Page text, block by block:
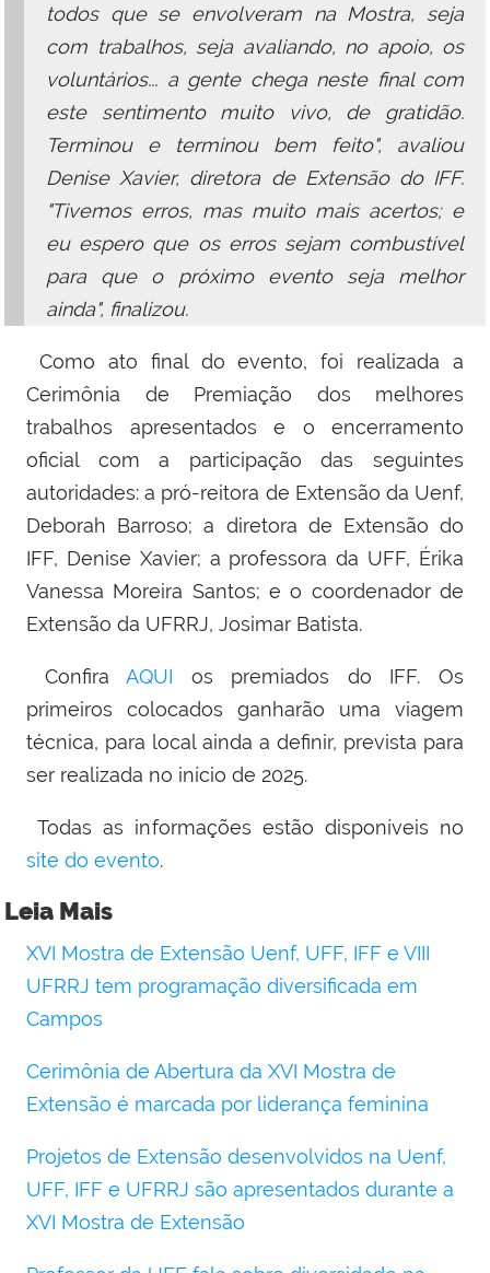
todos que se envolveram na Mostra, seja
com trabalhos, seja avaliando, no apoio, os
voluntários... a gente chega neste final com
este sentimento muito vivo, de gratidão.
Terminou e terminou bem feito", avaliou
Denise Xavier, diretora de Extensão do IFF.
"Tivemos erros, mas muito mais acertos; e
eu espero que os erros sejam combustível
para que o próximo evento seja melhor
ainda", finalizou.
Como ato final do evento, foi realizada a
Cerimônia de Premiação dos melhores
trabalhos apresentados e o encerramento
oficial com a participação das seguintes
autoridades: a pró-reitora de Extensão da Uenf,
Deborah Barroso; a diretora de Extensão do
IFF, Denise Xavier; a professora da UFF, Érika
Vanessa Moreira Santos; e o coordenador de
Extensão da UFRRJ, Josimar Batista.
ConfiraAQUI os premiados do IFF. Os
primeiros colocados ganharão uma viagem
técnica, para local ainda a definir, prevista para
ser realizada no início de 2025.
Todas as informações estão disponíveis no
site do evento.
Leia Mais
XVI Mostra de Extensão Uenf, UFF, IFF e VIII
UFRRJ tem programação diversificada em
Campos
Cerimônia de Abertura da XVI Mostra de
Extensão é marcada por liderança feminina
Projetos de Extensão desenvolvidos na Uenf,
UFF, IFF e UFRRJ são apresentados durante a
XVI Mostra de Extensão